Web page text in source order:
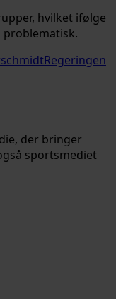
hvilket ifølge
problematisk.
Regeringen
der bringer
sportsmediet